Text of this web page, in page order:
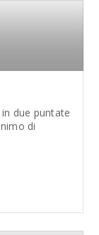
due puntate
di